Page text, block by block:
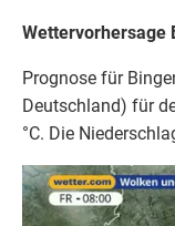
Wettervorhersage
Prognose für
Deutschland) für
°C. Die
"Rhein-